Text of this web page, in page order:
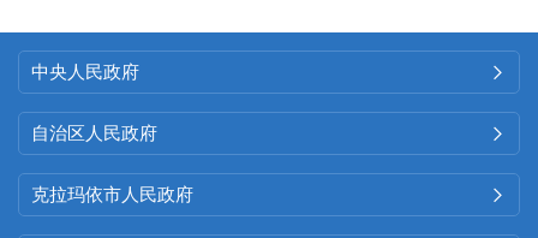
中央人民政府 
自治区人民政府 
克拉玛依市人民政府 